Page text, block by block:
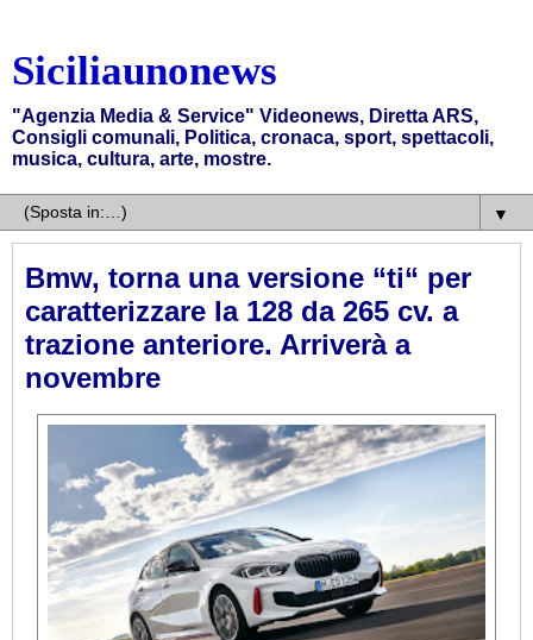
Siciliaunonews
"Agenzia Media & Service" Videonews, Diretta ARS,
Consigli comunali, Politica, cronaca, sport, spettacoli,
musica, cultura, arte, mostre.
▼
Bmw, torna una versione “ti“ per
caratterizzare la 128 da 265 cv. a
trazione anteriore. Arriverà a
novembre